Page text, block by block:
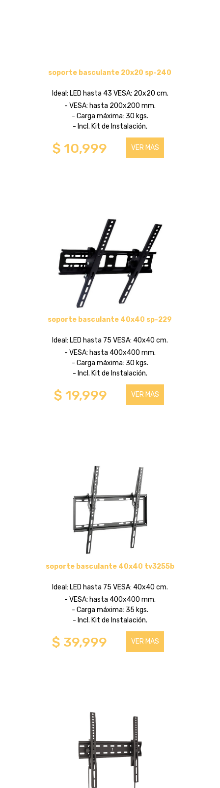
soporte basculante 20x20 sp-240
Ideal: LED hasta 43 VESA: 20x20 cm.
- VESA: hasta 200x200 mm.
- Carga máxima: 30 kgs.
- Incl. Kit de Instalación.
$ 10,999 VER MAS
soporte basculante 40x40 sp-229
Ideal: LED hasta 75 VESA: 40x40 cm.
- VESA: hasta 400x400 mm.
- Carga máxima: 30 kgs.
- Incl. Kit de Instalación.
$ 19,999 VER MAS
soporte basculante 40x40 tv3255b
Ideal: LED hasta 75 VESA: 40x40 cm.
- VESA: hasta 400x400 mm.
- Carga máxima: 35 kgs.
- Incl. Kit de Instalación.
$ 39,999 VER MAS